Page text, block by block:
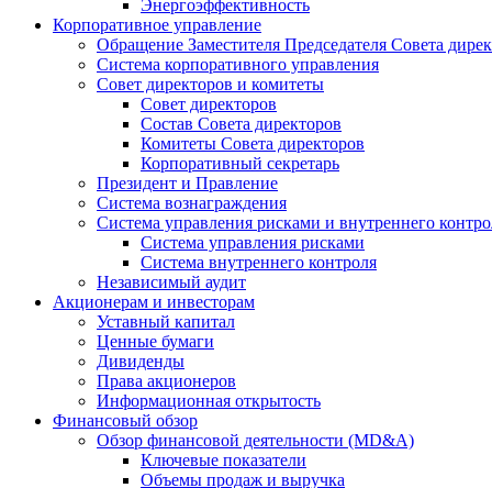
Энергоэффективность
Корпоративное управление
Обращение Заместителя Председателя Совета
Система корпоративного управления
Совет директоров и комитеты
Совет директоров
Состав Совета директоров
Комитеты Совета директоров
Корпоративный секретарь
Президент и Правление
Система вознаграждения
Система управления рисками и внутреннего
Система управления рисками
Система внутреннего контроля
Независимый аудит
Акционерам и инвесторам
Уставный капитал
Ценные бумаги
Дивиденды
Права акционеров
Информационная открытость
Финансовый обзор
Обзор финансовой деятельности (MD&A)
Ключевые показатели
Объемы продаж и выручка